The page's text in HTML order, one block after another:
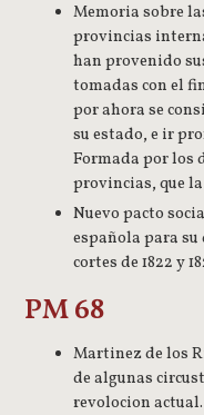
Memoria sobre
provincias
han provenido
tomadas con el
por ahora se
su estado, e ir
Formada por los
provincias, que la
Nuevo pacto
española para
cortes de 1822 y
PM 68
Martinez de los
de algunas
revolocion actual…